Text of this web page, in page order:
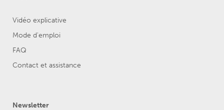
Vidéo explicative
Mode d'emploi
FAQ
Contact et assistance
Newsletter